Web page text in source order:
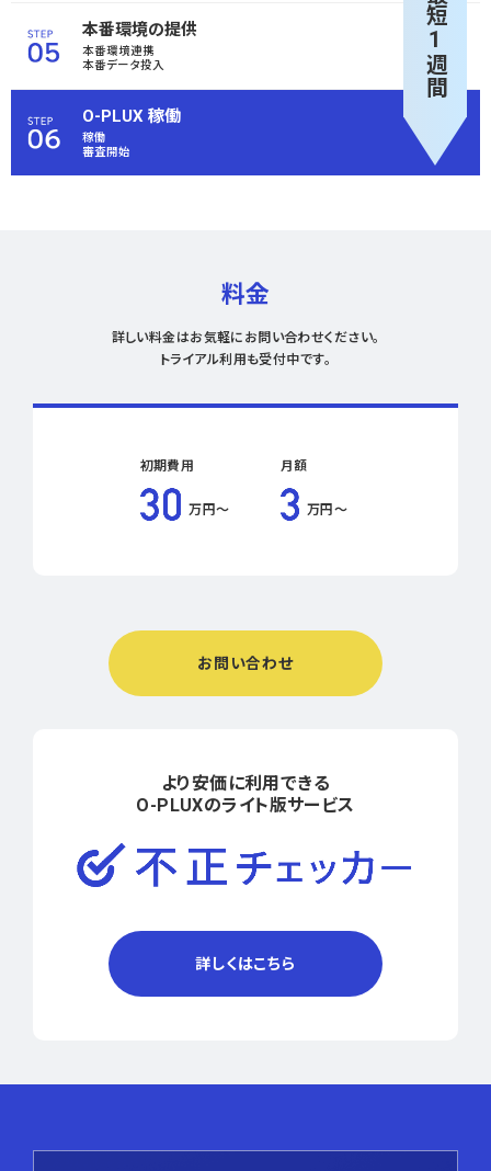
本番環境の提供
本番環境連携
本番データ投入
O-PLUX 稼働
稼働
審査開始
最短1週間
料金
詳しい料金はお気軽にお問い合わせください。
トライアル利用も受付中です。
初期費用
万円〜
月額
万円〜
お問い合わせ
より安価に利用できる
O-PLUXのライト版サービス
詳しくはこちら